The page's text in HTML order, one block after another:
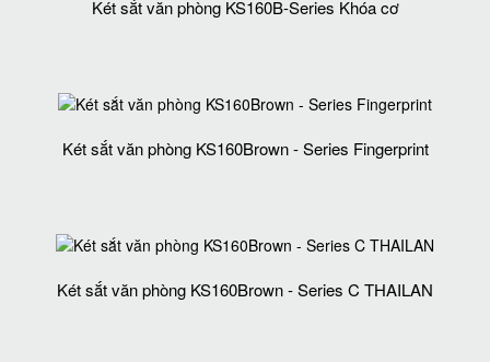
Két sắt văn phòng KS160B-Series Khóa cơ
Két sắt văn phòng KS160Brown - Series Fingerprint
Két sắt văn phòng KS160Brown - Series C THAILAN